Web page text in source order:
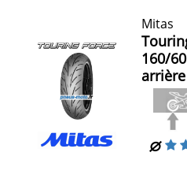
Mitas
160/
arrière